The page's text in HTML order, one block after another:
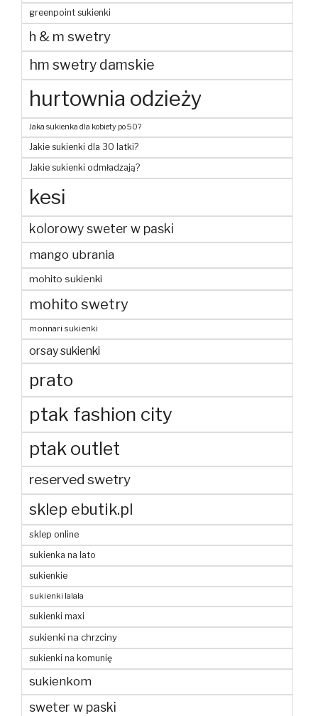
greenpoint sukienki
h & m swetry
hm swetry damskie
hurtownia odzieży
Jaka sukienka dla kobiety po 50?
Jakie sukienki dla 30 latki?
Jakie sukienki odmładzają?
kesi
kolorowy sweter w paski
mango ubrania
mohito sukienki
mohito swetry
monnari sukienki
orsay sukienki
prato
ptak fashion city
ptak outlet
reserved swetry
sklep ebutik.pl
sklep online
sukienka na lato
sukienkie
sukienki lalala
sukienki maxi
sukienki na chrzciny
sukienki na komunię
sukienkom
sweter w paski